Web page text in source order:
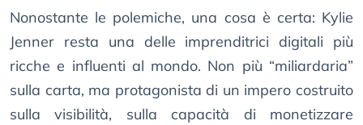
Nonostante le polemiche, una cosa è certa: Kylie
Jenner resta una delle imprenditrici digitali più
ricche e influenti al mondo. Non più “miliardaria”
sulla carta, ma protagonista di un impero costruito
sulla visibilità, sulla capacità di monetizzare